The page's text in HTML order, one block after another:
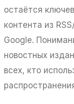
остаётся
контента из
Google.
новостных
всех, кто